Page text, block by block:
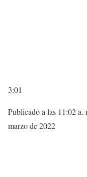
3:01
Publicado a las 11:02
marzo de 2022